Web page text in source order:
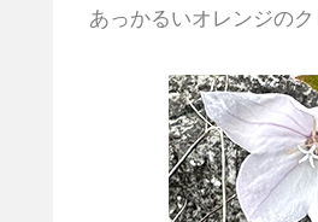
あっかるいオレンジの